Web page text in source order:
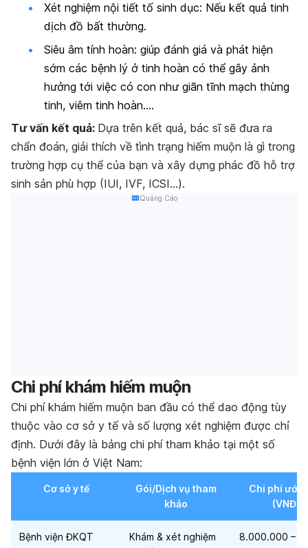
Xét nghiệm nội tiết tố sinh dục: Nếu kết quả tinh
dịch đồ bất thường.
Siêu âm tính hoàn: giúp đánh giá và phát hiện
sớm các bệnh lý ở tinh hoàn có thể gây ảnh
hưởng tới việc có con như giãn tĩnh mạch thừng
tinh, viêm tinh hoàn….
Tư vấn kết quả: Dựa trên kết quả, bác sĩ sẽ đưa ra
chẩn đoán, giải thích về tình trạng hiếm muộn là gì trong
trường hợp cụ thể của bạn và xây dựng phác đồ hỗ trợ
sinh sản phù hợp (IUI, IVF, ICSI…).
Quảng Cáo
Chi phí khám hiếm muộn
Chi phí khám hiếm muộn ban đầu có thể dao động tùy
thuộc vào cơ sở y tế và số lượng xét nghiệm được chỉ
định. Dưới đây là bảng chi phí tham khảo tại một số
bệnh viện lớn ở Việt Nam:
Cơ sở y tế
Gói/Dịch vụ tham
khảo
Chi phí ước
(VNĐ)
Bệnh viện ĐKQT
Khám & xét nghiệm
8.000.000 –